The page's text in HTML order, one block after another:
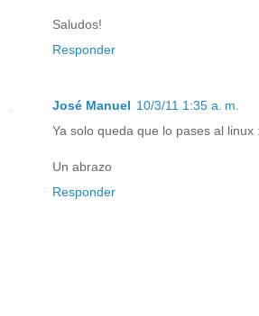
Saludos!
Responder
José Manuel 10/3/11 1:35 a. m.
Ya solo queda que lo pases al linux
Un abrazo
Responder